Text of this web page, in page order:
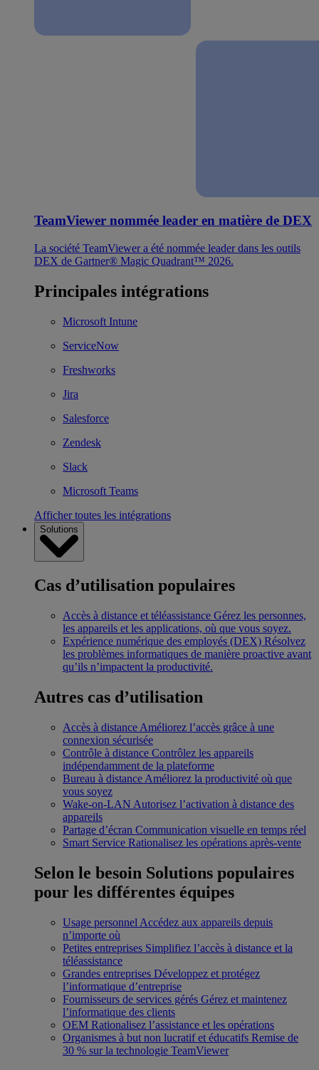
TeamViewer nommée leader en matière de DEX
La société TeamViewer a été nommée leader dans les outils
DEX de Gartner® Magic Quadrant™ 2026.
Principales intégrations
Microsoft Intune
ServiceNow
Freshworks
Jira
Salesforce
Zendesk
Slack
Microsoft Teams
Afficher toutes les intégrations
Solutions
Cas d’utilisation populaires
Accès à distance et téléassistance Gérez les personnes,
les appareils et les applications, où que vous soyez.
Expérience numérique des employés (DEX) Résolvez
les problèmes informatiques de manière proactive avant
qu’ils n’impactent la productivité.
Autres cas d’utilisation
Accès à distance Améliorez l’accès grâce à une
connexion sécurisée
Contrôle à distance Contrôlez les appareils
indépendamment de la plateforme
Bureau à distance Améliorez la productivité où que
vous soyez
Wake-on-LAN Autorisez l’activation à distance des
appareils
Partage d’écran Communication visuelle en temps réel
Smart Service Rationalisez les opérations après-vente
Selon le besoin Solutions populaires
pour les différentes équipes
Usage personnel Accédez aux appareils depuis
n’importe où
Petites entreprises Simplifiez l’accès à distance et la
téléassistance
Grandes entreprises Développez et protégez
l’informatique d’entreprise
Fournisseurs de services gérés Gérez et maintenez
l’informatique des clients
OEM Rationalisez l’assistance et les opérations
Organismes à but non lucratif et éducatifs Remise de
30 % sur la technologie TeamViewer